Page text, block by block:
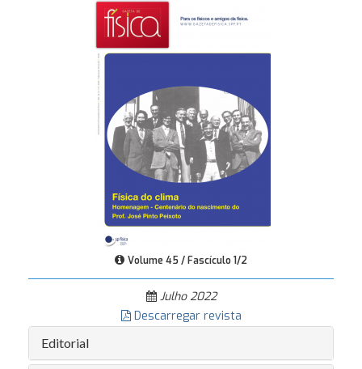
Volume 45 / Fascículo 1/2
Julho 2022
Descarregar revista
Editorial